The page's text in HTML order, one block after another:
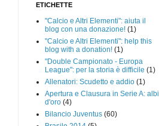
ETICHETTE
"Calcio e Altri Elementi": aiuta il
blog con una donazione! (1)
"Calcio e Altri Elementi": help this
blog with a donation! (1)
"Double Campionato - Europa
League": per la storia è difficile (1)
Allenatori: Scudetto e addio (1)
Apertura e Clausura in Serie A: albi
d'oro (4)
Bilancio Juventus (60)